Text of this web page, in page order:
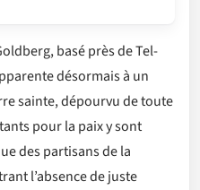
basé près de Tel-
désormais à un
sainte, dépourvu de toute
pour la paix y sont
des partisans de la
l’absence de juste